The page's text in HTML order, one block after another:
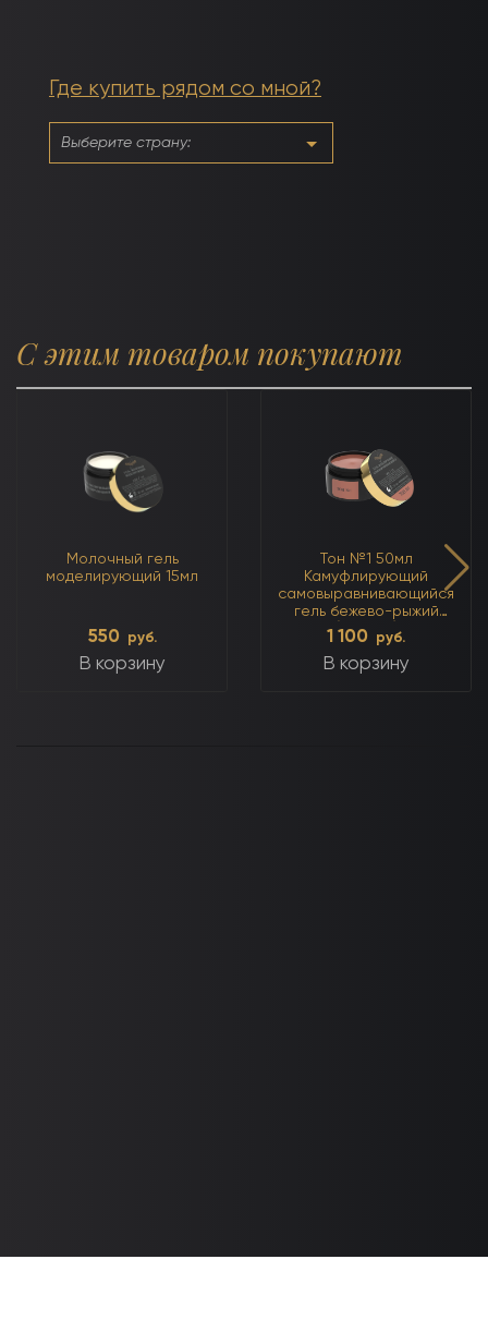
Где купить рядом со мной?
С этим товаром покупают
Молочный гель
моделирующий 15мл
550 руб.
В корзину
Тон №1 50мл
Камуфлирующий
самовыравнивающийся
гель бежево-рыжий
(тёплый)
1 100 руб.
В корзину